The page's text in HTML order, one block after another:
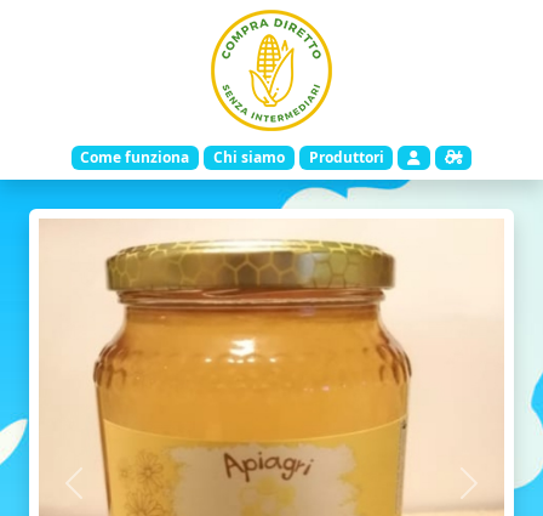
Come funziona Chi siamo Produttori
Indietro Avanti